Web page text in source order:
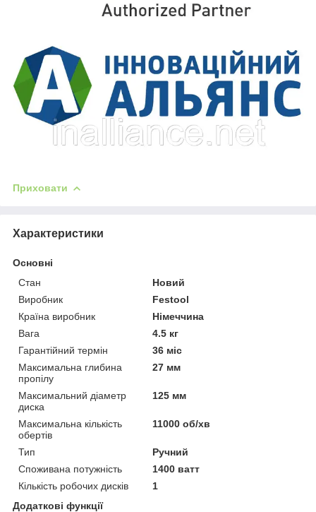
Приховати
Характеристики
Основні
Стан
Новий
Виробник
Festool
Країна виробник
Німеччина
Вага
4.5 кг
Гарантійний термін
36 міс
Максимальна глибина
пропілу
27 мм
Максимальний діаметр
диска
125 мм
Максимальна кількість
обертів
11000 об/хв
Тип
Ручний
Споживана потужність
1400 ватт
Кількість робочих дисків
1
Додаткові функції